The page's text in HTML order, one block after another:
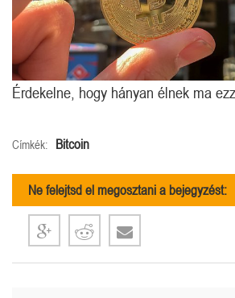
Érdekelne, hogy hányan élnek ma
Címkék: Bitcoin
Ne felejtsd el megosztani a bejegyzést: